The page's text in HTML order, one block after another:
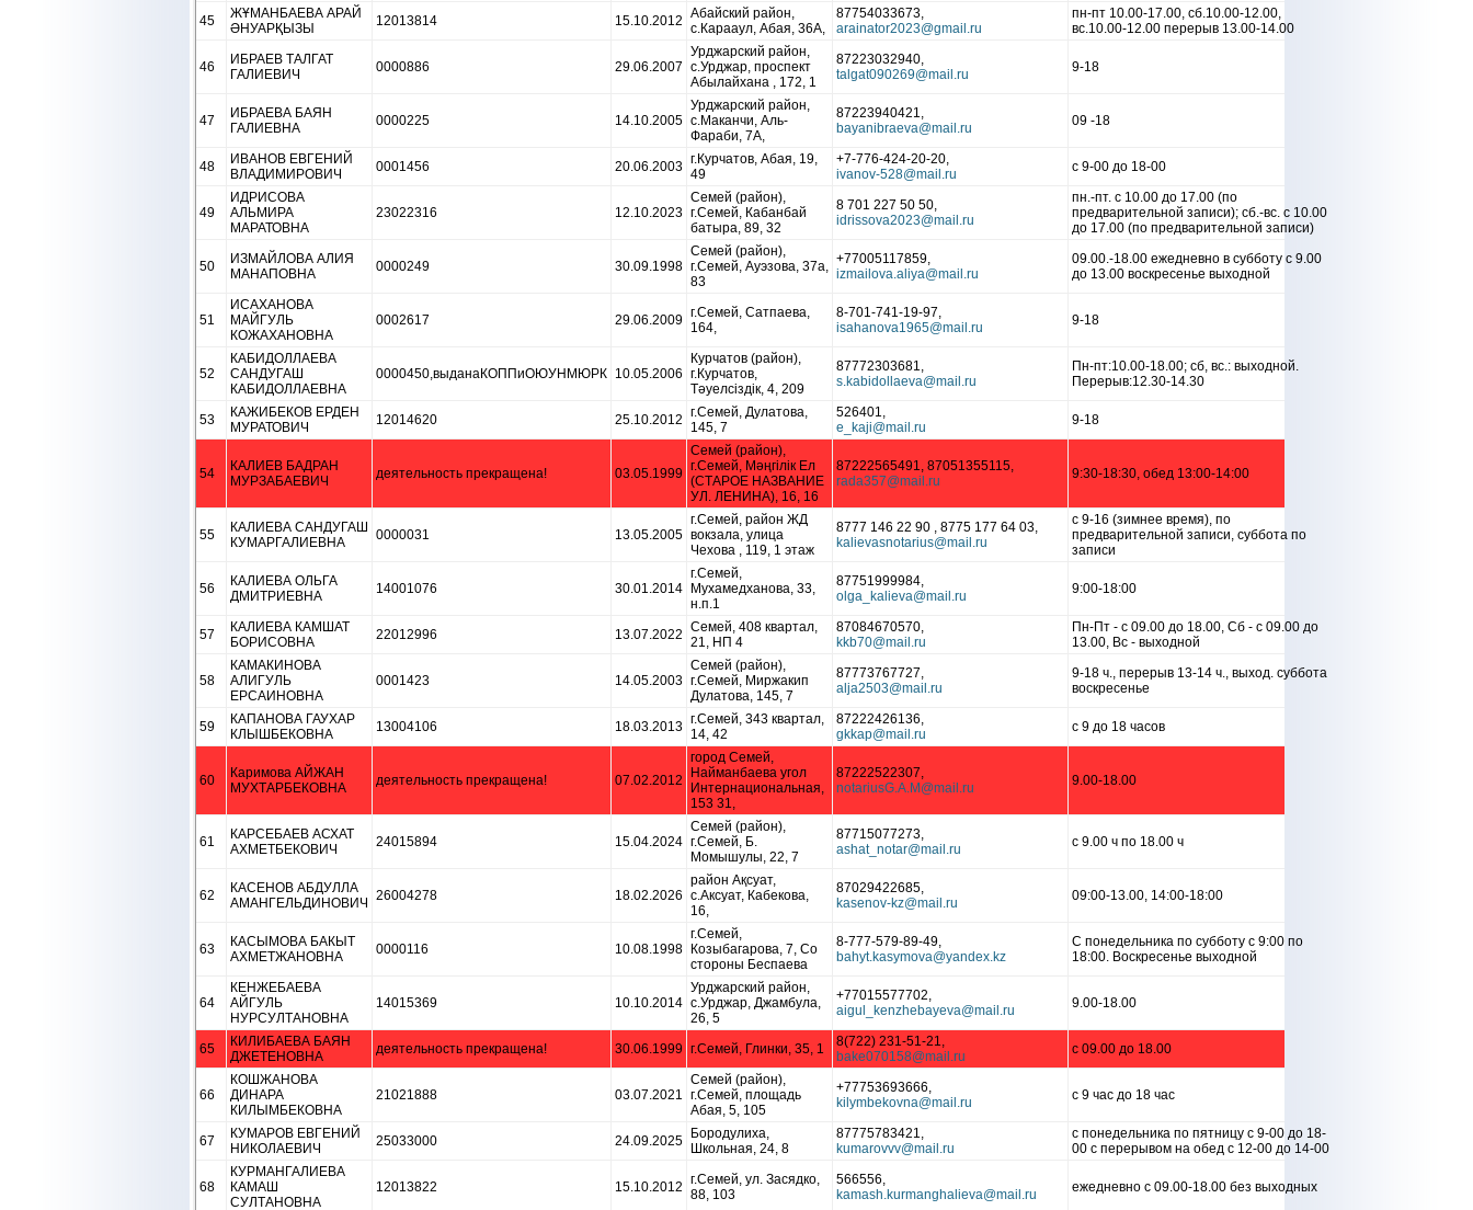
45
ЖҰМАНБАЕВА АРАЙ
ӘНУАРҚЫЗЫ
12013814 15.10.2012 Абайский район,
с.Карааул, Абая, 36А,
87754033673,
пн-пт 10.00-17.00, сб.10.00-12.00,
вс.10.00-12.00 перерыв 13.00-14.00
46
ИБРАЕВ ТАЛГАТ
ГАЛИЕВИЧ
0000886 29.06.2007
Урджарский район,
с.Урджар, проспект
Абылайхана , 172, 1
87223032940, 9-18
47
ИБРАЕВА БАЯН
ГАЛИЕВНА
0000225 14.10.2005
Урджарский район,
с.Маканчи, Аль-
Фараби, 7А,
87223940421, 09 -18
48
ИВАНОВ ЕВГЕНИЙ
ВЛАДИМИРОВИЧ
0001456 20.06.2003 г.Курчатов, Абая, 19,
49
+7-776-424-20-20, с 9-00 до 18-00
49
ИДРИСОВА
АЛЬМИРА
МАРАТОВНА
23022316 12.10.2023
Семей (район),
г.Семей, Кабанбай
батыра, 89, 32
8 701 227 50 50,
пн.-пт. c 10.00 до 17.00 (по
предварительной записи); сб.-вс. c 10.00
до 17.00 (по предварительной записи)
50
ИЗМАЙЛОВА АЛИЯ
МАНАПОВНА
0000249 30.09.1998
Семей (район),
г.Семей, Ауэзова, 37а,
83
+77005117859,
09.00.-18.00 ежедневно в субботу с 9.00
до 13.00 воскресенье выходной
51
ИСАХАНОВА
МАЙГУЛЬ
КОЖАХАНОВНА
0002617 29.06.2009 г.Семей, Сатпаева,
164,
8-701-741-19-97, 9-18
52
КАБИДОЛЛАЕВА
САНДУГАШ
КАБИДОЛЛАЕВНА
0000450,выданаКОППиОЮУНМЮРК 10.05.2006
Курчатов (район),
г.Курчатов,
Тәуелсіздік, 4, 209
87772303681,
Пн-пт:10.00-18.00; сб, вс.: выходной.
Перерыв:12.30-14.30
53
КАЖИБЕКОВ ЕРДЕН
МУРАТОВИЧ
12014620 25.10.2012 г.Семей, Дулатова,
145, 7
526401, 9-18
54
КАЛИЕВ БАДРАН
МУРЗАБАЕВИЧ
деятельность прекращена! 03.05.1999
Семей (район),
г.Семей, Мәңгілік Ел
(СТАРОЕ НАЗВАНИЕ
УЛ. ЛЕНИНА), 16, 16
87222565491, 87051355115, 9:30-18:30, обед 13:00-14:00
55
КАЛИЕВА САНДУГАШ
КУМАРГАЛИЕВНА
0000031 13.05.2005
г.Семей, район ЖД
вокзала, улица
Чехова , 119, 1 этаж
8777 146 22 90 , 8775 177 64 03,
с 9-16 (зимнее время), по
предварительной записи, суббота по
записи
56
КАЛИЕВА ОЛЬГА
ДМИТРИЕВНА
14001076 30.01.2014
г.Семей,
Мухамедханова, 33,
н.п.1
87751999984, 9:00-18:00
57
КАЛИЕВА КАМШАТ
БОРИСОВНА
22012996 13.07.2022 Семей, 408 квартал,
21, НП 4
87084670570,
Пн-Пт - с 09.00 до 18.00, Сб - с 09.00 до
13.00, Вс - выходной
58
КАМАКИНОВА
АЛИГУЛЬ
ЕРСАИНОВНА
0001423 14.05.2003
Семей (район),
г.Семей, Миржакип
Дулатова, 145, 7
87773767727,
9-18 ч., перерыв 13-14 ч., выход. суббота
воскресенье
59
КАПАНОВА ГАУХАР
КЛЫШБЕКОВНА
13004106 18.03.2013 г.Семей, 343 квартал,
14, 42
87222426136, c 9 до 18 часов
60
Каримова АЙЖАН
МУХТАРБЕКОВНА
деятельность прекращена! 07.02.2012
город Семей,
Найманбаева угол
Интернациональная,
153 31,
87222522307, 9.00-18.00
61
КАРСЕБАЕВ АСХАТ
АХМЕТБЕКОВИЧ
24015894 15.04.2024
Семей (район),
г.Семей, Б.
Момышулы, 22, 7
87715077273, с 9.00 ч по 18.00 ч
62
КАСЕНОВ АБДУЛЛА
АМАНГЕЛЬДИНОВИЧ
26004278 18.02.2026
район Ақсуат,
с.Аксуат, Кабекова,
16,
87029422685, 09:00-13.00, 14:00-18:00
63
КАСЫМОВА БАКЫТ
АХМЕТЖАНОВНА
0000116 10.08.1998
г.Семей,
Козыбагарова, 7, Со
стороны Беспаева
8-777-579-89-49,
С понедельника по субботу с 9:00 по
18:00. Воскресенье выходной
64
КЕНЖЕБАЕВА
АЙГУЛЬ
НУРСУЛТАНОВНА
14015369 10.10.2014
Урджарский район,
с.Урджар, Джамбула,
26, 5
+77015577702, 9.00-18.00
65
КИЛИБАЕВА БАЯН
ДЖЕТЕНОВНА
деятельность прекращена! 30.06.1999 г.Семей, Глинки, 35, 1 8(722) 231-51-21, с 09.00 до 18.00
66
КОШЖАНОВА
ДИНАРА
КИЛЫМБЕКОВНА
21021888 03.07.2021
Семей (район),
г.Семей, площадь
Абая, 5, 105
+77753693666, с 9 час до 18 час
67
КУМАРОВ ЕВГЕНИЙ
НИКОЛАЕВИЧ
25033000 24.09.2025
Бородулиха,
Школьная, 24, 8
87775783421,
с понедельника по пятницу с 9-00 до 18-
00 с перерывом на обед с 12-00 до 14-00
68
КУРМАНГАЛИЕВА
КАМАШ
СУЛТАНОВНА
12013822 15.10.2012 г.Семей, ул. Засядко,
88, 103
566556, ежедневно с 09.00-18.00 без выходных